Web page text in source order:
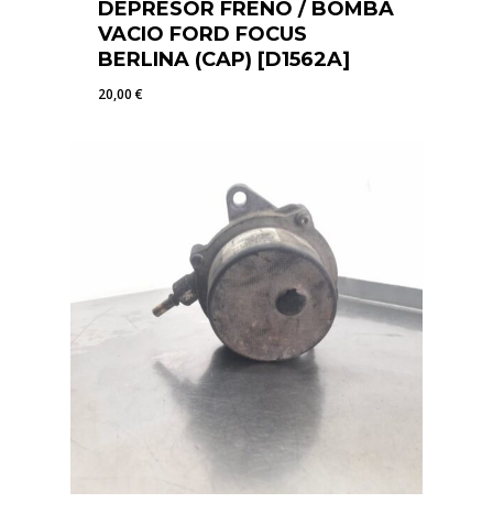
DEPRESOR FRENO / BOMBA
VACIO FORD FOCUS
BERLINA (CAP) [D1562A]
20,00€